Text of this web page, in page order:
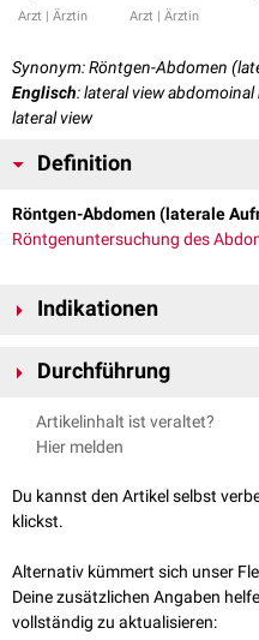
Arzt | Ärztin Arzt | Ärztin
Synonym: Röntgen-Abdomen
Englisch: lateral view
lateral view
Definition
Röntgen-Abdomen (laterale
Röntgenuntersuchung des
Indikationen
vonFremdkörpern(z.B.
Durchführung
Die Aufnahme kann liegend oder
sollten angehoben und
maximaler Inspiration
Einstellungen gewählt:
Einblendung:anteriorund
Zwerchfells, unterhalb des
Hochformat
Artikelinhalt ist veraltet?
Hier melden
Du kannst den Artikel selbst
klickst.
Alternativ kümmert sich unser
Deine zusätzlichen Angaben
vollständig zu aktualisieren: